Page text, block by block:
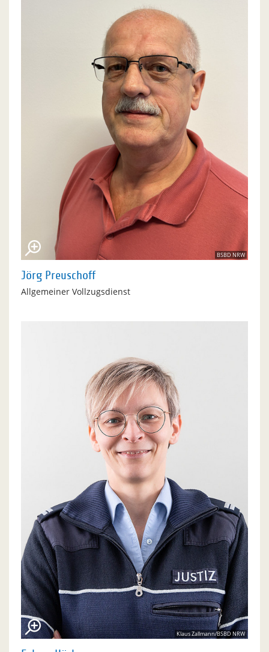
BSBD NRW
Jörg Preuschoff
Allgemeiner Vollzugsdienst
Klaus Zallmann/BSBD NRW